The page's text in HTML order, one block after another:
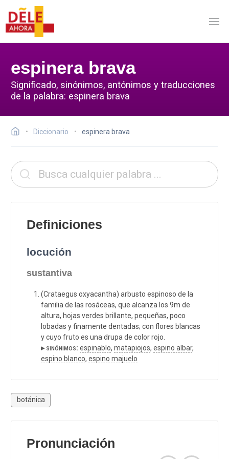
espinera brava
Significado, sinónimos, antónimos y traducciones
de la palabra: espinera brava
Diccionario espinera brava
Definiciones
locución
sustantiva
(Crataegus oxyacantha) arbusto espinoso de la
familia de las rosáceas, que alcanza los 9m de
altura, hojas verdes brillante, pequeñas, poco
lobadas y finamente dentadas; con flores blancas
y cuyo fruto es una drupa de color rojo.
▸ sinónimos: espinablo, matapiojos, espino albar,
espino blanco, espino majuelo
botánica
Pronunciación